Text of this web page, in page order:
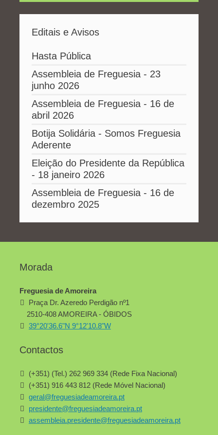
Editais e Avisos
Hasta Pública
Assembleia de Freguesia - 23
junho 2026
Assembleia de Freguesia - 16 de
abril 2026
Botija Solidária - Somos Freguesia
Aderente
Eleição do Presidente da República
- 18 janeiro 2026
Assembleia de Freguesia - 16 de
dezembro 2025
Morada
Freguesia de Amoreira
Praça Dr. Azeredo Perdigão nº1
2510-408 AMOREIRA - ÓBIDOS
39°20'36.6"N 9°12'10.8"W
Contactos
(+351) (Tel.) 262 969 334 (Rede Fixa Nacional)
(+351) 916 443 812 (Rede Móvel Nacional)
geral@freguesiadeamoreira.pt
presidente@freguesiadeamoreira.pt
assembleia.presidente@freguesiadeamoreira.pt